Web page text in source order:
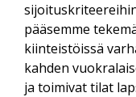
pääsemme
kiinteistöissä
kahden
ja toimivat tilat